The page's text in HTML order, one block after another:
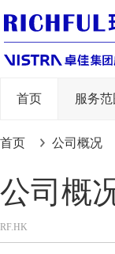
首页 服务范
首页 公司概况
公司概
RF.HK